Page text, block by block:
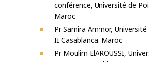
conférence, Université de
Maroc
Pr Samira Ammor, Université
II Casablanca. Maroc
Pr Moulim ElAROUSSI,